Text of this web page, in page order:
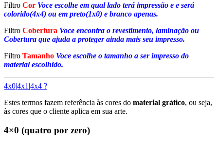
Filtro Cor Voce escolhe em qual lado terá impressão e e será
colorido(4x4) ou em preto(1x0) e branco apenas.
Filtro Cobertura Voce encontra o revestimento, laminação ou
Cobertura que ajuda a proteger ainda mais seu impresso.
Filtro Tamanho Voce escolhe o tamanho a ser impresso do
material escolhido.
4x0|4x1|4x4 ?
Estes termos fazem referência às cores do material gráfico, ou seja,
às cores que o cliente aplica em sua arte.
4×0 (quatro por zero)